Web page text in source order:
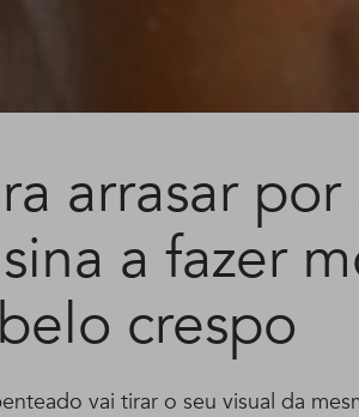
arrasar
a fazer
crespo
vai tirar o seu visual da